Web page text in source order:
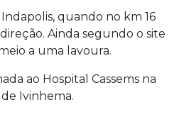
quando no km 16
Ainda segundo o site
a uma lavoura.
ao Hospital Cassems na
Ivinhema.